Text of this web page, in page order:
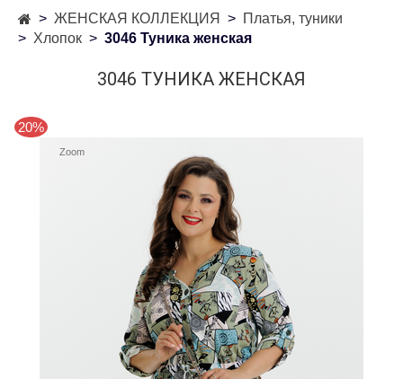
ЖЕНСКАЯ КОЛЛЕКЦИЯ
Платья, туники
Хлопок
3046 Туника женская
3046 ТУНИКА ЖЕНСКАЯ
20%
Zoom